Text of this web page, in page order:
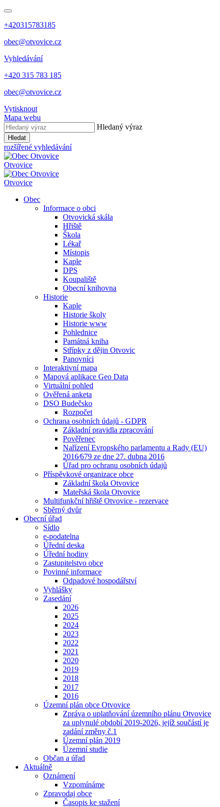
+420315783185
obec@otvovice.cz
Vyhledávání
+420 315 783 185
obec@otvovice.cz
Vytisknout
Mapa webu
Hledaný výraz
Hledat
rozšířené vyhledávání
Otvovice
Otvovice
Obec
Informace o obci
Otvovická skála
Hřiště
Škola
Lékař
Místopis
Kaple
DPS
Koupaliště
Obecní knihovna
Historie
Kaple
Historie školy
Historie www
Pohlednice
Památná kniha
Střípky z dějin Otvovic
Panovníci
Interaktivní mapa
Mapová aplikace Geo Data
Virtuální pohled
Ověřená anketa
DSO Budečsko
Rozpočet
Ochrana osobních údajů - GDPR
Základní pravidla zpracování
Pověřenec
Nařízení Evropského parlamentu a Rady (EU)
2016⁄679 ze dne 27. dubna 2016
Úřad pro ochranu osobních údajů
Příspěvkové organizace obce
Základní škola Otvovice
Mateřská škola Otvovice
Multifunkční hřiště Otvovice - rezervace
Sběrný dvůr
Obecní úřad
Sídlo
e-podatelna
Úřední deska
Úřední hodiny
Zastupitelstvo obce
Povinné informace
Odpadové hospodářství
Vyhlášky
Zasedání
2026
2025
2024
2023
2022
2021
2020
2019
2018
2017
2016
Územní plán obce Otvovice
Zpráva o uplatňování územního plánu Otvovice
za uplynulé období 2019-2026, jejíž součástí je
zadání změny č.1
Územní plán 2019
Územní studie
Občan a úřad
Aktuálně
Oznámení
Vzpomínáme
Zpravodaj obce
Časopis ke stažení